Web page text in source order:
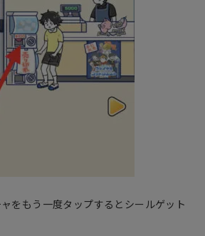
をもう一度タップするとシールゲット